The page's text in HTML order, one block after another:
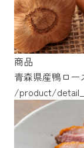
商品
青森県産鴨ロー
/product/
/product/
/product/